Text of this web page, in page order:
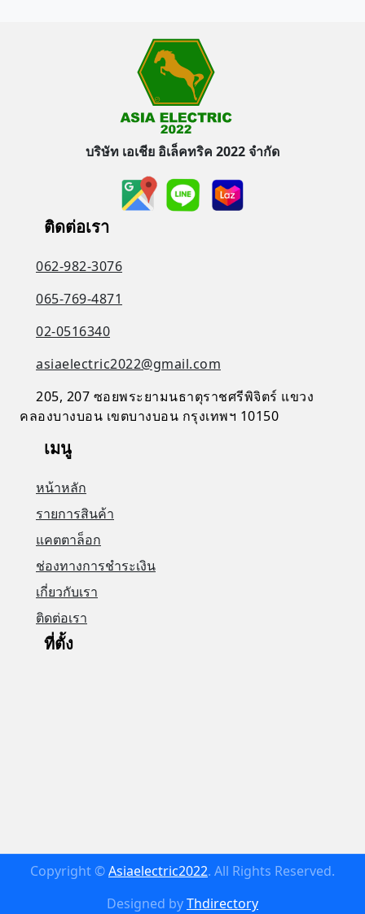
บริษัท เอเชีย อิเล็คทริค 2022 จำกัด
ติดต่อเรา
062-982-3076
065-769-4871
02-0516340
asiaelectric2022@gmail.com
205, 207 ซอยพระยามนธาตุราชศรีพิจิตร์ แขวง
คลองบางบอน เขตบางบอน กรุงเทพฯ 10150
เมนู
หน้าหลัก
รายการสินค้า
แคตตาล็อก
ช่องทางการชำระเงิน
เกี่ยวกับเรา
ติดต่อเรา
ที่ตั้ง
Copyright ©Asiaelectric2022. All Rights Reserved.
Designed byThdirectory